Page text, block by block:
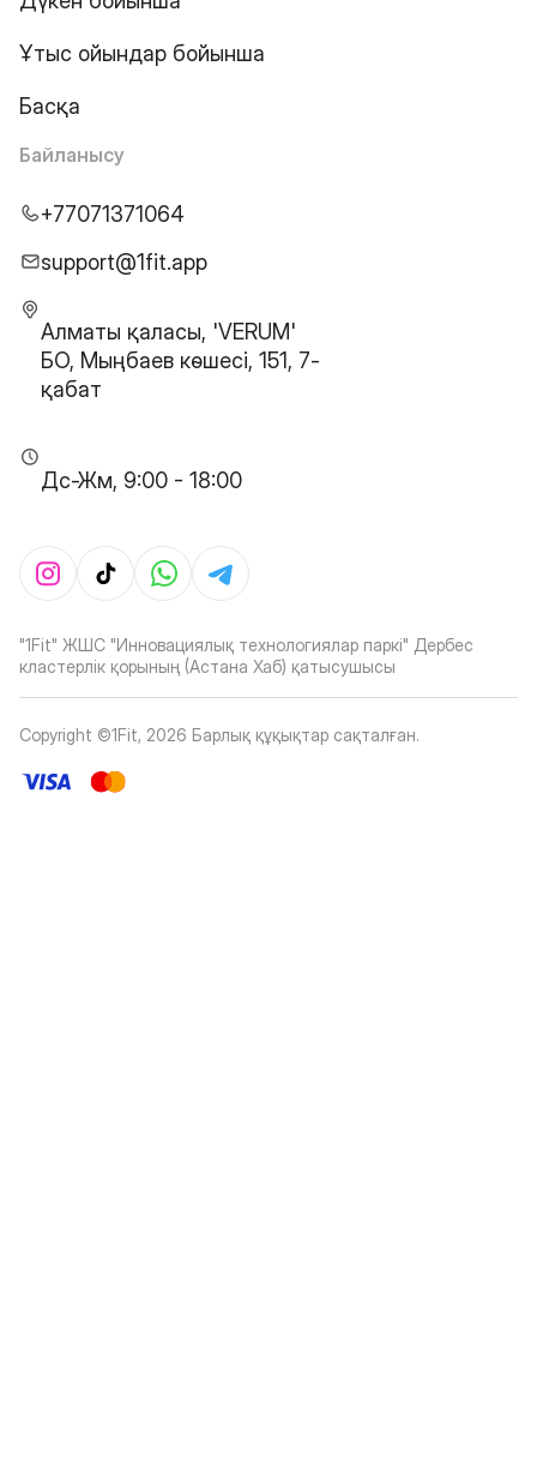
Ұтыс ойындар бойынша
Басқа
Байланысу
+77071371064
support@1fit.app
Алматы қаласы, 'VERUM'
БО, Мыңбаев көшесі, 151, 7-
қабат
Дс-Жм, 9:00 - 18:00
"1Fit" ЖШС "Инновациялық технологиялар паркі" Дербес
кластерлік қорының (Астана Хаб) қатысушысы
Copyright ©1Fit, 2026 Барлық құқықтар сақталған.